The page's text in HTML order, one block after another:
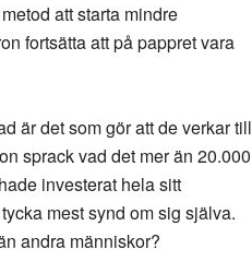
att starta mindre
fortsätta att på pappret vara
är det som gör att de verkar till
sprack vad det mer än 20.000
investerat hela sitt
mest synd om sig själva.
andra människor?